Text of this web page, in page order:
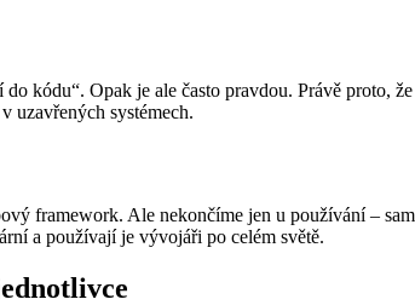
kódu“. Opak je ale často pravdou. Právě
uzavřených systémech.
framework. Ale nekončíme jen u používání –
a používají je vývojáři po celém světě.